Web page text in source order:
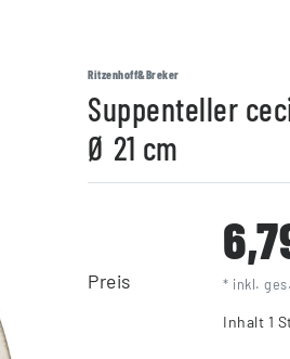
Ritzenhoff&Breker
Suppenteller
Ø 21 cm
Preis * inkl.
Inhalt 1